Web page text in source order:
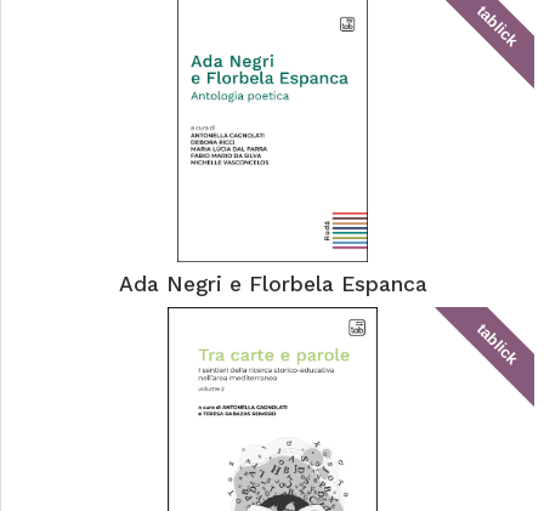
tablick
Ada Negri e Florbela Espanca
tablick